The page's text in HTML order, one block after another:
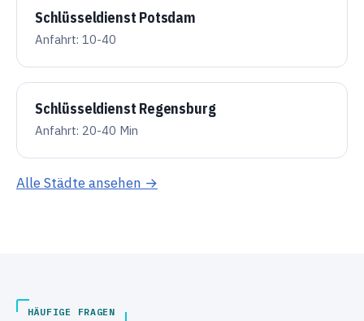
Schlüsseldienst Potsdam
Anfahrt: 10-40
Schlüsseldienst Regensburg
Anfahrt: 20-40 Min
Alle Städte ansehen →
HÄUFIGE FRAGEN